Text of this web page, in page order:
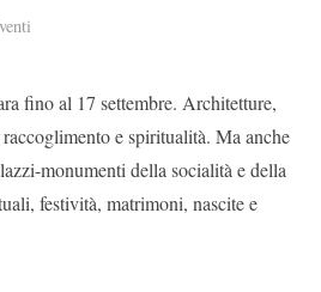
fino al 17 settembre. Architetture,
e spiritualità. Ma anche
monumenti della socialità e della
festività, matrimoni, nascite e